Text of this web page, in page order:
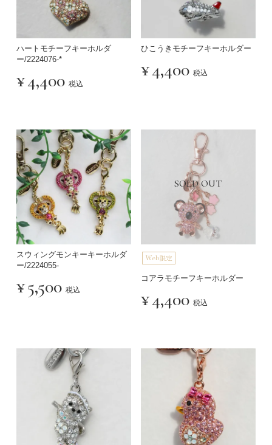
ハートモチーフキーホルダ
ー/2224076-*
¥4,400 税込
ひこうきモチーフキーホルダー
¥4,400 税込
スウィングモンキーキーホルダ
ー/2224055-
¥5,500 税込
SOLD OUT
コアラモチーフキーホルダー
¥4,400 税込